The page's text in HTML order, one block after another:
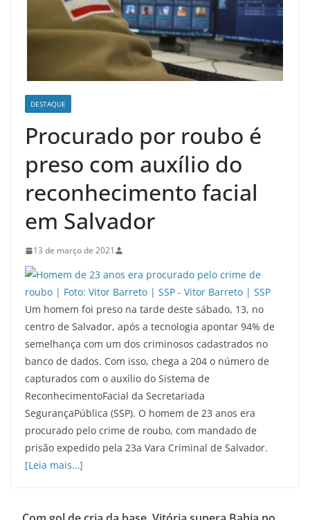
DESTAQUE
Procurado por roubo é
preso com auxílio do
reconhecimento facial
em Salvador
13 de março de 2021
Um homem foi preso na tarde deste sábado, 13, no
centro de Salvador, após a tecnologia apontar 94% de
semelhança com um dos criminosos cadastrados no
banco de dados. Com isso, chega a 204 o número de
capturados com o auxílio do Sistema de
ReconhecimentoFacial da Secretariada
SegurançaPública (SSP). O homem de 23 anos era
procurado pelo crime de roubo, com mandado de
prisão expedido pela 23a Vara Criminal de Salvador.
[Leia mais…]